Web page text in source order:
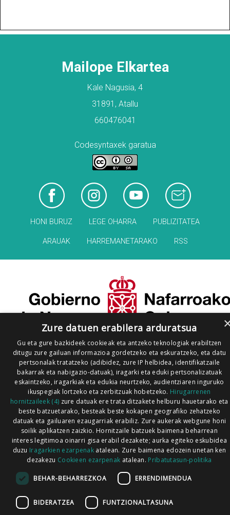
Mailope Elkartea
Kale Nagusia, 4
31891, Atallu
660476041
Codesyntaxek garatua
HONI BURUZ LEGE OHARRA PUBLIZITATEA
ARAUAK HARREMANETARAKO RSS
Zure datuen erabilera arduratsua
Gu eta gure bazkideek cookieak eta antzeko teknologiak erabiltzen
ditugu zure gailuan informazioa gordetzeko eta eskuratzeko, eta datu
pertsonalak tratatzeko (adibidez, zure IP helbidea, identifikatzaile
bakarrak eta nabigazio-datuak), iragarki eta eduki pertsonalizatuak
eskaintzeko, iragarkiak eta edukia neurtzeko, audientziaren inguruko
ikuspegiak lortzeko eta zerbitzuak hobetzeko. Hirugarrenen
hornitzaileek (4) zure datuak ere trata ditzakete helburu hauetarako eta
beste batzuetarako, besteak beste kokapen geografiko zehatzeko
datuak eta gailuaren ezaugarriak erabiliz. Zure aukerak webgune honi
soilik aplikatzen zaizkio. Hornitzaile batzuek baimena beharrean
interes legitimoa oinarri gisa erabil dezakete; aurka egiteko eskubidea
duzu Iragarkien ezarpenak atalean. Zure baimena edozein unetan ken
dezakezu Cookieen ezarpenak atalean. Pribatutasun-politika
BEHAR-BEHARREZKOA ERRENDIMENDUA
BIDERATZEA FUNTZIONALTASUNA